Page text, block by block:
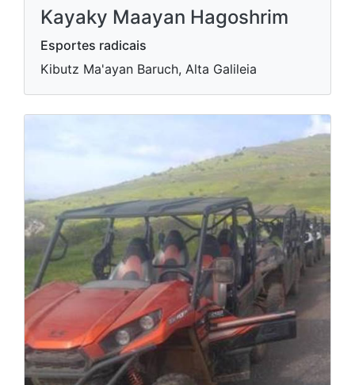
Kayaky Maayan Hagoshrim
Esportes radicais
Kibutz Ma'ayan Baruch, Alta Galileia